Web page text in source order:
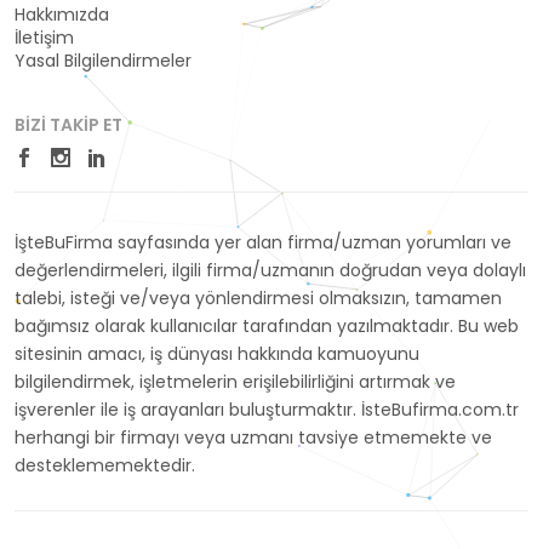
Hakkımızda
İletişim
Yasal Bilgilendirmeler
BIZI TAKIP ET
İşteBuFirma sayfasında yer alan firma/uzman yorumları ve
değerlendirmeleri, ilgili firma/uzmanın doğrudan veya dolaylı
talebi, isteği ve/veya yönlendirmesi olmaksızın, tamamen
bağımsız olarak kullanıcılar tarafından yazılmaktadır. Bu web
sitesinin amacı, iş dünyası hakkında kamuoyunu
bilgilendirmek, işletmelerin erişilebilirliğini artırmak ve
işverenler ile iş arayanları buluşturmaktır. İsteBufirma.com.tr
herhangi bir firmayı veya uzmanı tavsiye etmemekte ve
desteklememektedir.